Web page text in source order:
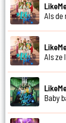
Als de
Als ze
Baby